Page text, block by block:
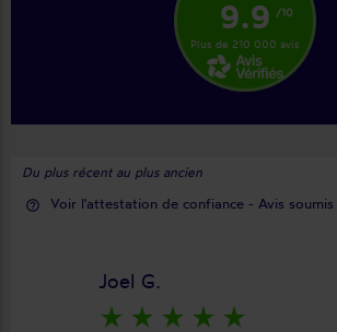
9.9 /10
Plus de 210 000 avis
Du plus récent au plus ancien
help_outline Voir l'attestation de confiance - Avis
Joel G.
star_rate star_rate star_rate star_rate star_rate